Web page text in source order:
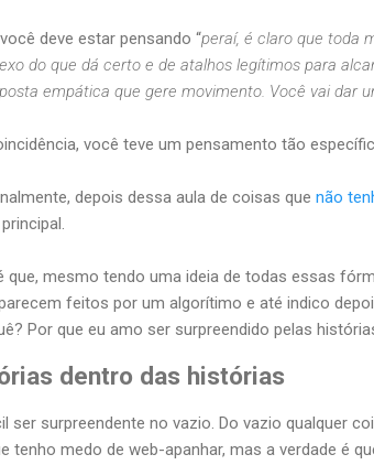
deve estar pensando “peraí, é claro que toda
do que dá certo e de atalhos legítimos para
empática que gere movimento. Você vai dar
você teve um pensamento tão
depois dessa aula de coisas que não
que, mesmo tendo uma ideia de todas essas
feitos por um algorítimo e até indico
Por que eu amo ser surpreendido pelas
dentro das histórias
ser surpreendente no vazio. Do vazio qualquer
tenho medo de web-apanhar, mas a verdade é